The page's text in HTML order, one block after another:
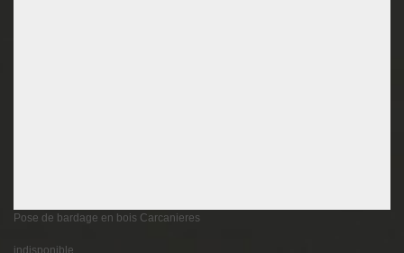
Pose de bardage en bois Carcanieres